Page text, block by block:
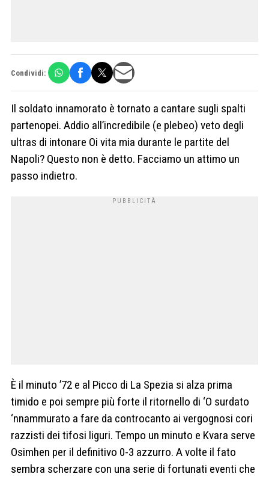
Condividi:
Il soldato innamorato è tornato a cantare sugli spalti
partenopei. Addio all’incredibile (e plebeo) veto degli
ultras di intonare Oi vita mia durante le partite del
Napoli? Questo non è detto. Facciamo un attimo un
passo indietro.
È il minuto ’72 e al Picco di La Spezia si alza prima
timido e poi sempre più forte il ritornello di ‘O surdato
‘nnammurato a fare da controcanto ai vergognosi cori
razzisti dei tifosi liguri. Tempo un minuto e Kvara serve
Osimhen per il definitivo 0-3 azzurro. A volte il fato
sembra scherzare con una serie di fortunati eventi che